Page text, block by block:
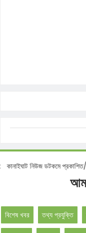
নোটিশ :কানাইঘাট নিউজ ডটকমে
বিশেষ খবর তথ্য প্রযুক্তি